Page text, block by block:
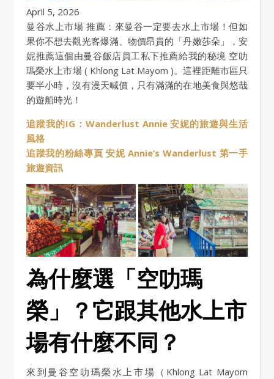
April 5, 2026
曼谷水上市場 推薦：來曼谷一定要去水上市場！但如
果你不想去觀光客爆滿、物價昂貴的「丹嫩莎朵」，安
妮推薦這個由曼谷飯店員工私下推薦給我的秘境 空叻
瑪榮水上市場 ( Khlong Lat Mayom )。這裡距離市區只
要半小時，沒有漫天喊價，只有滿滿的在地美食與悠哉
的遊船時光！
追蹤我的IG：Wanderlust Annie 安妮的旅遊與生活
風格
追蹤我的粉絲專頁 安妮 Annie’s Wanderlust 第一手
旅遊資訊
為什麼選「空叻瑪
榮」？它跟其他水上市
場有什麼不同？
來到曼谷空叻瑪榮水上市場（Khlong Lat Mayom